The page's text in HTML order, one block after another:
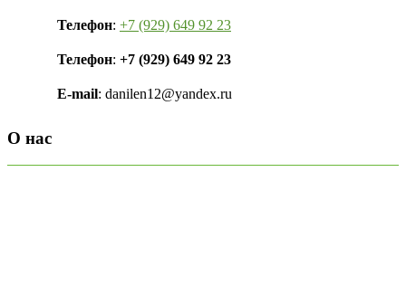
Телефон: +7 (929) 649 92 23
Телефон: +7 (929) 649 92 23
E-mail: danilen12@yandex.ru
О нас